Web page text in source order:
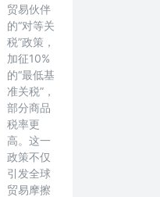
贸易伙伴
的“对等关
税”政策，
加征10%
的“最低基
准关税”，
部分商品
税率更
高。这一
政策不仅
引发全球
贸易摩擦